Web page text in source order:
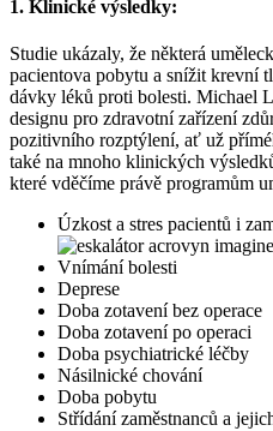
1. Klinické výsledky:
Studie ukázaly, že některá
pacientova pobytu a snížit krevní
dávky léků proti bolesti. Michael
designu pro zdravotní zařízení
pozitivního rozptýlení, ať už
také na mnoho klinických
které vděčíme právě programům
Úzkost a stres pacientů i
Vnímání bolesti
Deprese
Doba zotavení bez operace
Doba zotavení po operaci
Doba psychiatrické léčby
Násilnické chování
Doba pobytu
Střídání zaměstnanců a